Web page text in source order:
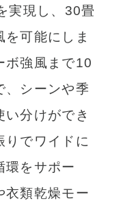
実現し、30畳
を可能にしま
ボ強風まで10
、シーンや季
分けができ
りでワイドに
環をサポー
衣類乾燥モー